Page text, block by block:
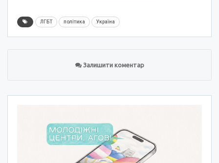
ЛГБТ політика Україна
Залишити коментар